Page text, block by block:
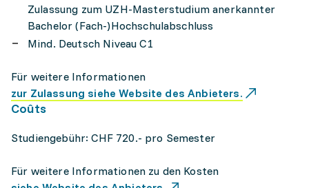
Zulassung zum UZH-Masterstudium anerkannter
Bachelor (Fach-)Hochschulabschluss
Mind. Deutsch Niveau C1
Für weitere Informationen
zur Zulassung siehe Website des Anbieters.
Coûts
Studiengebühr: CHF 720.- pro Semester
Für weitere Informationen zu den Kosten